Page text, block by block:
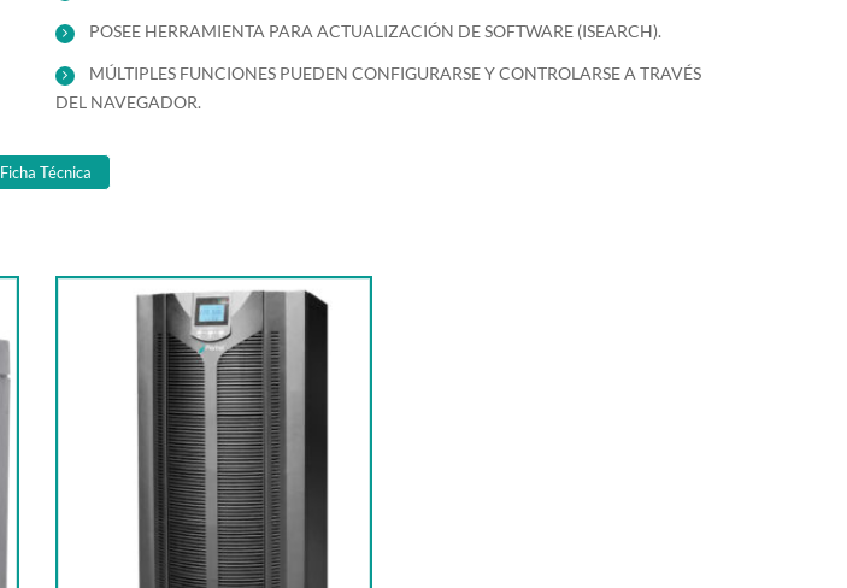
POSEE HERRAMIENTA PARA ACTUALIZACIÓN DE SOFTWARE (ISEARCH).
MÚLTIPLES FUNCIONES PUEDEN CONFIGURARSE Y CONTROLARSE A TRAVÉS
DEL NAVEGADOR.
Ficha Técnica